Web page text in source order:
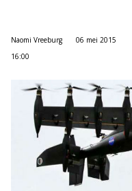
Naomi Vreeburg
06 mei 2015
16:00